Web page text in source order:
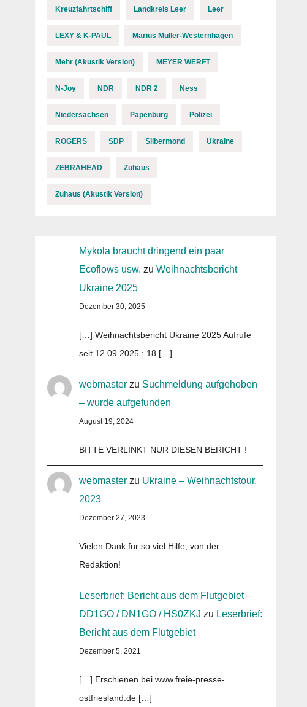
Kreuzfahrtschiff Landkreis Leer Leer
LEXY & K-PAUL Marius Müller-Westernhagen
Mehr (Akustik Version) MEYER WERFT
N-Joy NDR NDR 2 Ness
Niedersachsen Papenburg Polizei
ROGERS SDP Silbermond Ukraine
ZEBRAHEAD Zuhaus
Zuhaus (Akustik Version)
Mykola braucht dringend ein paar
Ecoflows usw. zuWeihnachtsbericht
Ukraine 2025
Dezember 30, 2025
[…] Weihnachtsbericht Ukraine 2025 Aufrufe
seit 12.09.2025 : 18 […]
webmaster zu Suchmeldung aufgehoben
– wurde aufgefunden
August 19, 2024
BITTE VERLINKT NUR DIESEN BERICHT !
webmaster zu Ukraine – Weihnachtstour,
2023
Dezember 27, 2023
Vielen Dank für so viel Hilfe, von der
Redaktion!
Leserbrief: Bericht aus dem Flutgebiet –
DD1GO / DN1GO / HS0ZKJ zu Leserbrief:
Bericht aus dem Flutgebiet
Dezember 5, 2021
[…] Erschienen bei www.freie-presse-
ostfriesland.de […]